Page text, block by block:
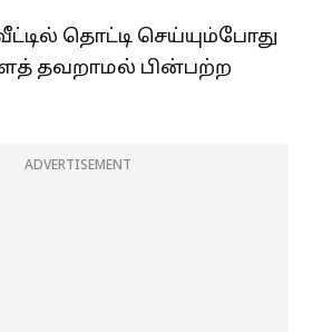
தொட்டி செய்யும்போது
தவறாமல் பின்பற்ற
ADVERTISEMENT